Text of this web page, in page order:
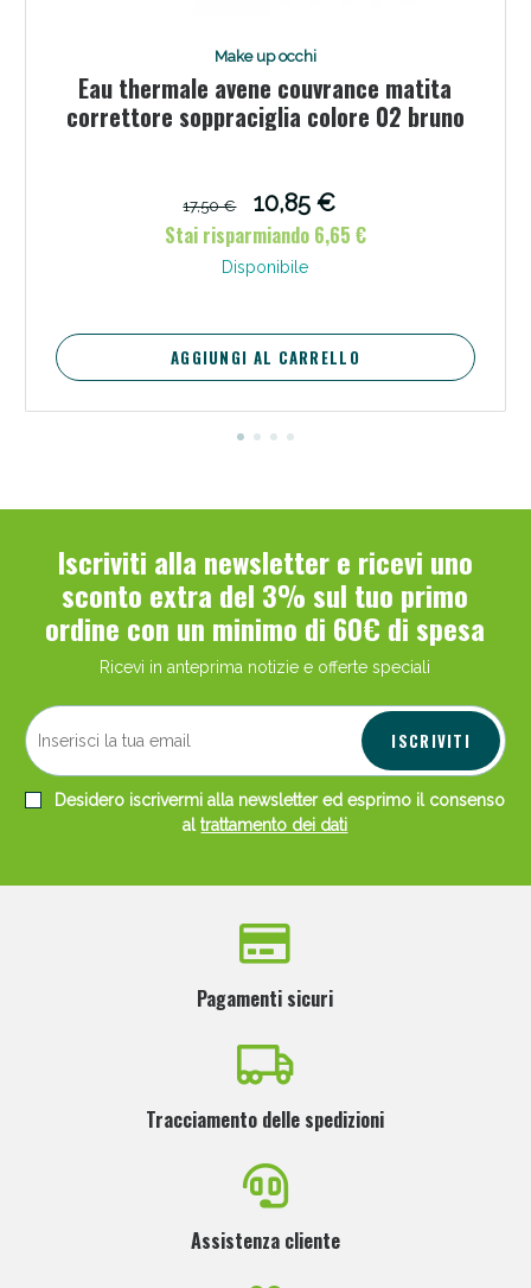
Make up occhi
Eau thermale avene couvrance matita
correttore soppraciglia colore 02 bruno
17,50 €
10,85 €
Stai risparmiando 6,65 €
Disponibile
AGGIUNGI AL CARRELLO
Iscriviti alla newsletter e ricevi uno
sconto extra del 3% sul tuo primo
ordine con un minimo di 60€ di spesa
Ricevi in anteprima notizie e offerte speciali
ISCRIVITI
Desidero iscrivermi alla newsletter ed esprimo il consenso
altrattamento dei dati
Pagamenti sicuri
Tracciamento delle spedizioni
Assistenza cliente
Scopri le offerte di Oggi